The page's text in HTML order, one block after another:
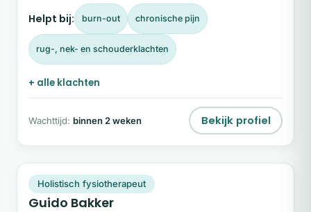
de eerste stap zetten? Vul dan onderstaand
contactformulier in voor een vrijblijvend gesprek.
Helpt bij: burn-out chronische pijn
rug-, nek- en schouderklachten
+ alle klachten
Wachttijd: binnen 2 weken Bekijk profiel
GB
Snel beschikbaar
Holistisch fysiotherapeut
Guido Bakker